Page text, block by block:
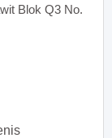
Blok Q3 No.